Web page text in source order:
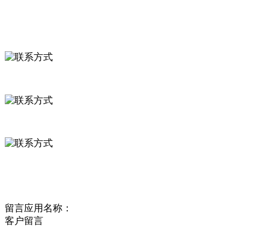
留言应用名称：
客户留言